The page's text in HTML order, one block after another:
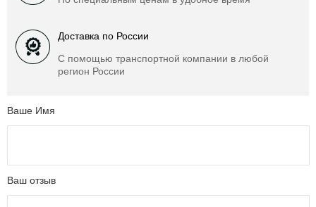
Доставка по России
С помощью транспортной компании в любой
регион России
Ваше Имя
Ваш отзыв